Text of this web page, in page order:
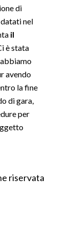
di
nel
il
è stata
avendo
la fine
di gara,
per
riservata